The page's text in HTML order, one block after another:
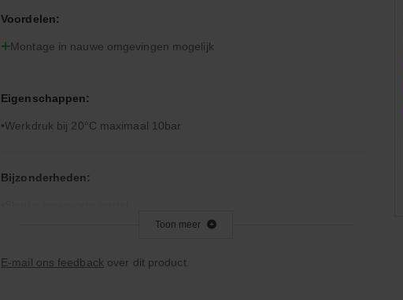
Voordelen:
Montage in nauwe omgevingen mogelijk
Eigenschappen:
Werkdruk bij 20°C maximaal 10bar
Bijzonderheden:
Toepassingsgebied:
Toon meer
E-mail ons feedback over dit product.